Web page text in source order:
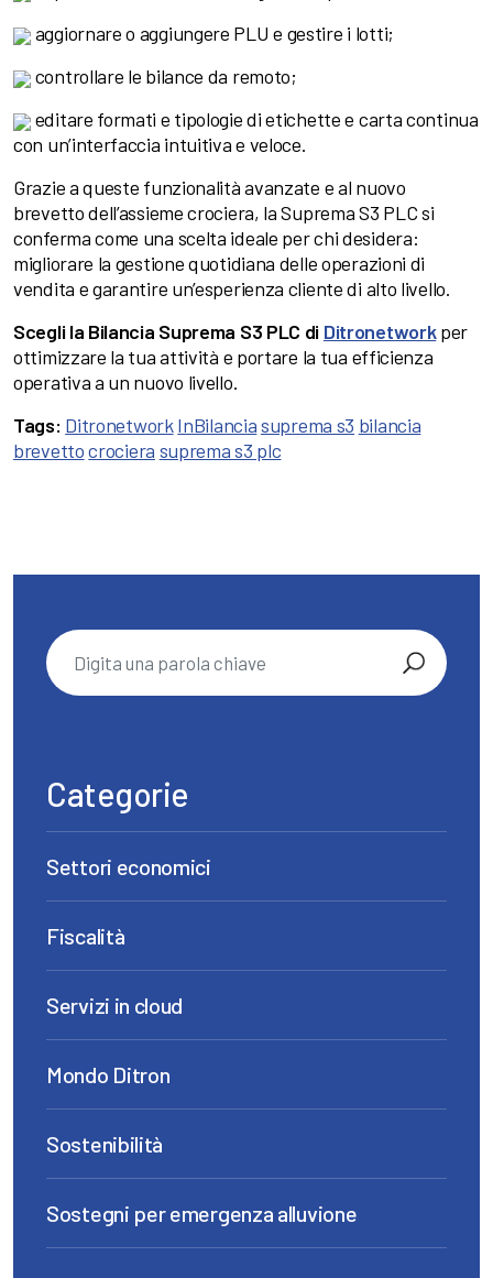
aggiornare o aggiungere PLU e gestire i lotti;
controllare le bilance da remoto;
editare formati e tipologie di etichette e carta continua
con un’interfaccia intuitiva e veloce.
Grazie a queste funzionalità avanzate e al nuovo
brevetto dell’assieme crociera, la Suprema S3 PLC si
conferma come una scelta ideale per chi desidera:
migliorare la gestione quotidiana delle operazioni di
vendita e garantire un’esperienza cliente di alto livello.
Scegli la Bilancia Suprema S3 PLC di Ditronetworkper
ottimizzare la tua attività e portare la tua efficienza
operativa a un nuovo livello.
Tags: DitronetworkInBilanciasuprema s3 bilancia
brevettocrociera suprema s3 plc
Categorie
Settori economici
Fiscalità
Servizi in cloud
Mondo Ditron
Sostenibilità
Sostegni per emergenza alluvione